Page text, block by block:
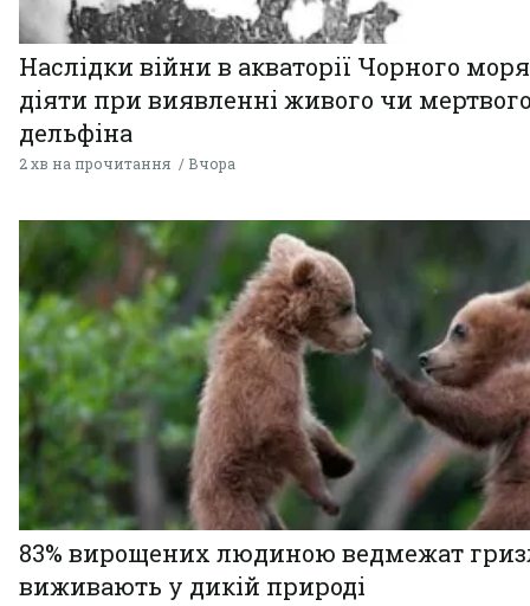
Наслідки війни в акваторії Чорного
діяти при виявленні живого чи
дельфіна
2 хв на прочитання Вчора
83% вирощених людиною ведмежат
виживають у дикій природі